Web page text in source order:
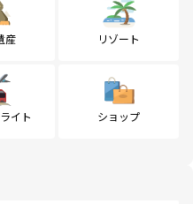
産 リゾート
イト ショップ